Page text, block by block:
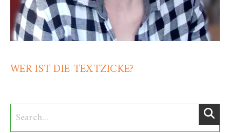
WER IST DIE TEXTZICKE?